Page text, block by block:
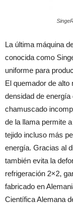
La última máquina
conocida como
uniforme para
El quemador de alto
densidad de
chamuscado
de la llama permite
tejido incluso más
energía. Gracias al
también evita la
refrigeración 2×2,
fabricado en
Científica Alemana